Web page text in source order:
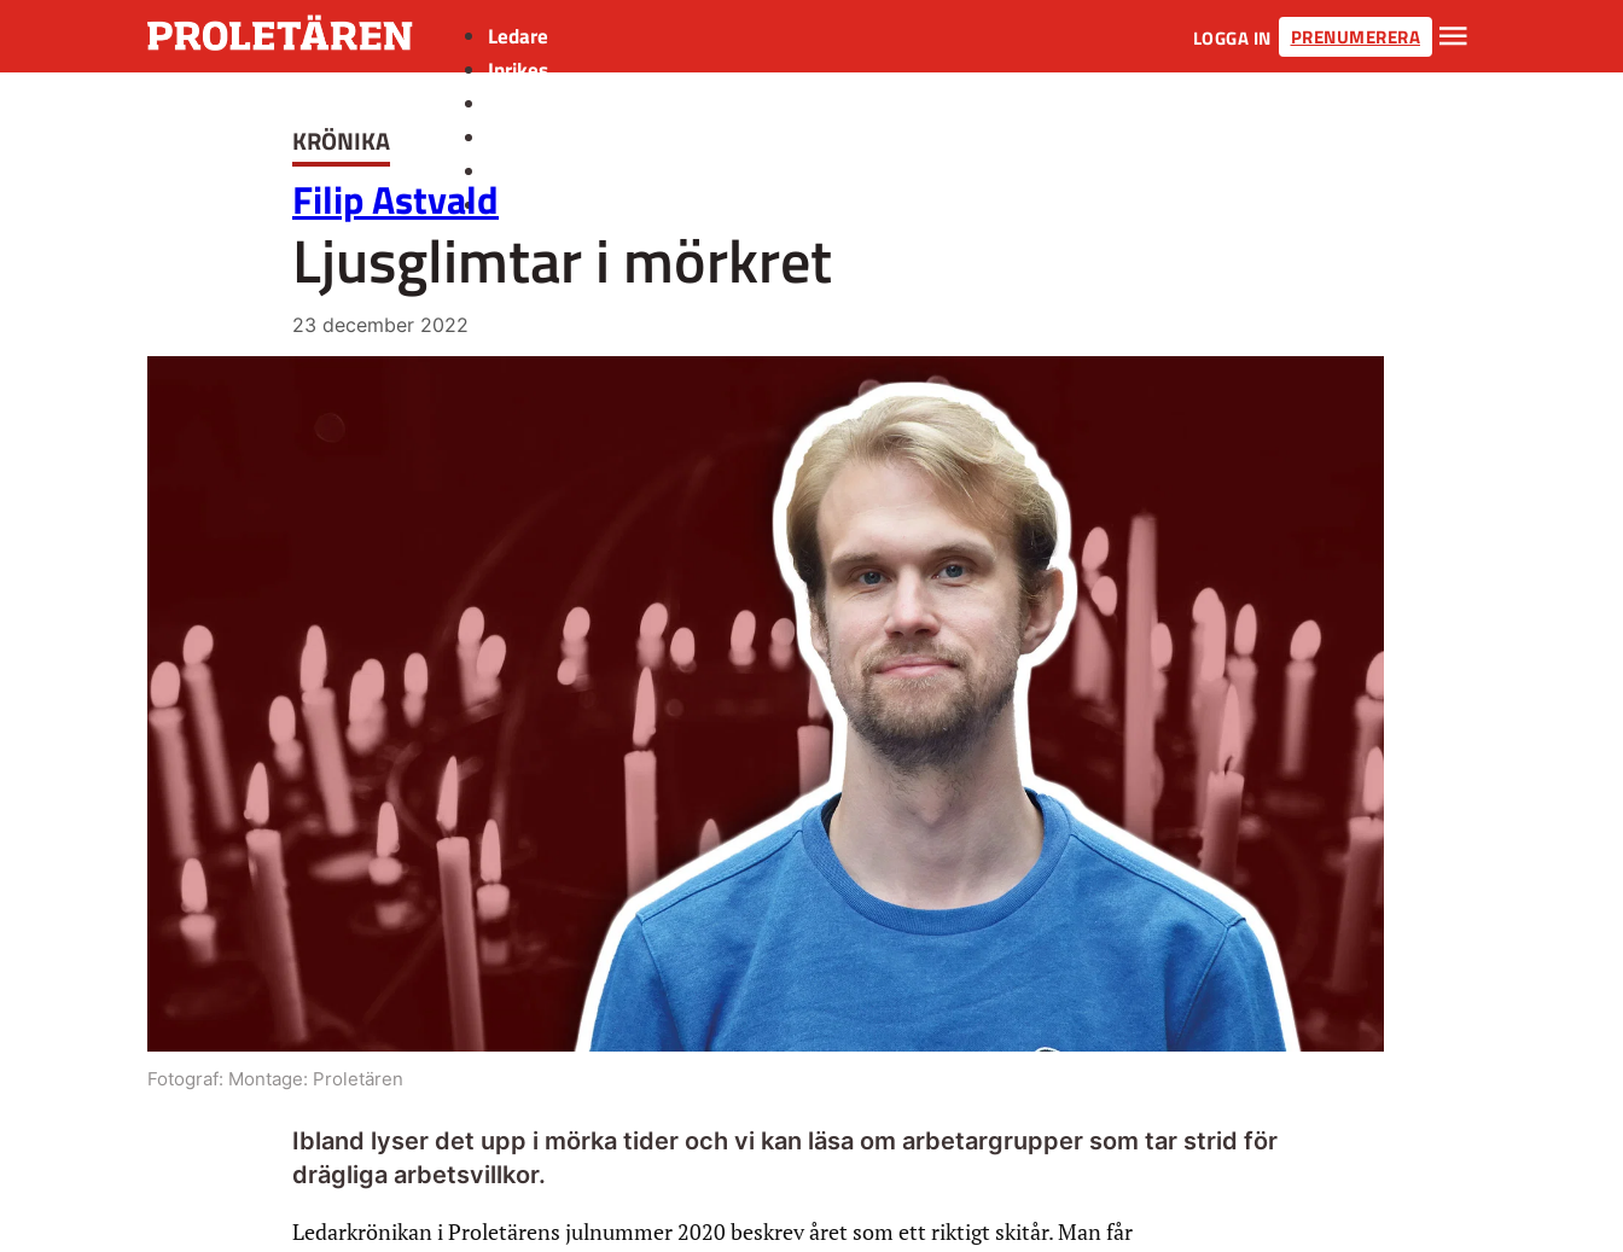
Ledare
Inrikes
Insänt
LOGGA IN PRENUMERERA
KRÖNIKA
Filip Astvald
Ljusglimtar i mörkret
23 december 2022
Fotograf: Montage: Proletären
Ibland lyser det upp i mörka tider och vi kan läsa om arbetargrupper som tar strid för
drägliga arbetsvillkor.
Ledarkrönikan i Proletärens julnummer 2020 beskrev året som ett riktigt skitår. Man får